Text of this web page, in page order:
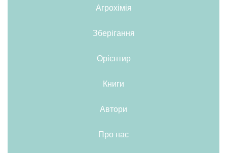
Агрохімія
Зберігання
Орієнтир
Книги
Автори
Про нас